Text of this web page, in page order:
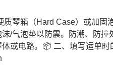
质琴箱（Hard Case）或加
/气泡垫以防震。防潮、防
或电路。📦 二、填写运单